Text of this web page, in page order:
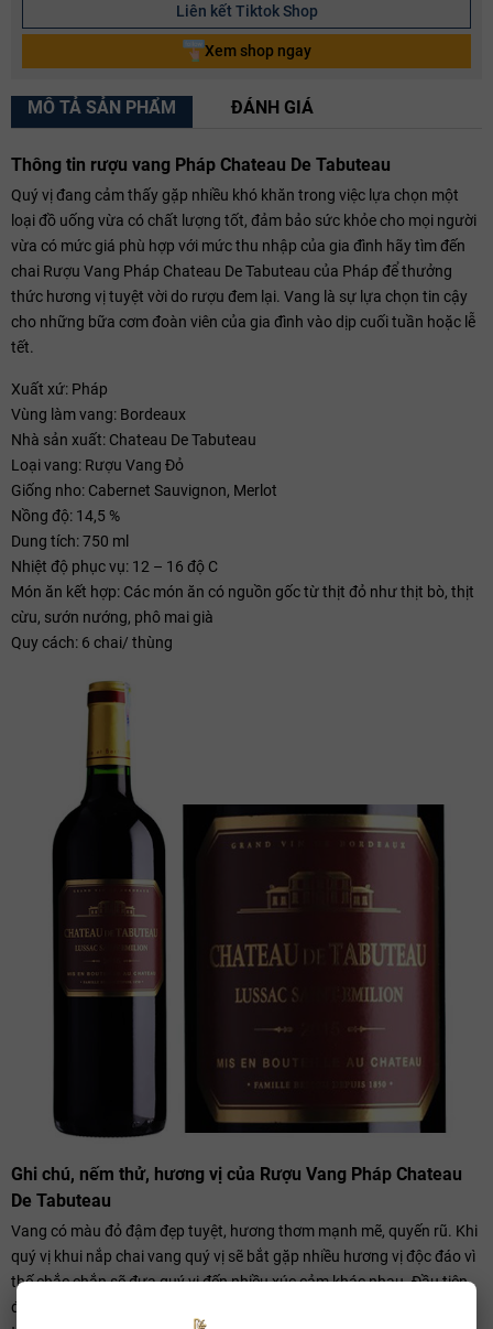
Liên kết Tiktok Shop
Xem shop ngay
MÔ TẢ SẢN PHẨM ĐÁNH GIÁ
Thông tin rượu vang Pháp Chateau De Tabuteau
Quý vị đang cảm thấy gặp nhiều khó khăn trong việc lựa chọn một
loại đồ uống vừa có chất lượng tốt, đảm bảo sức khỏe cho mọi người
vừa có mức giá phù hợp với mức thu nhập của gia đình hãy tìm đến
chai Rượu Vang Pháp Chateau De Tabuteau của Pháp để thưởng
thức hương vị tuyệt vời do rượu đem lại. Vang là sự lựa chọn tin cậy
cho những bữa cơm đoàn viên của gia đình vào dịp cuối tuần hoặc lễ
tết.
Xuất xứ: Pháp
Vùng làm vang: Bordeaux
Nhà sản xuất: Chateau De Tabuteau
Loại vang: Rượu Vang Đỏ
Giống nho: Cabernet Sauvignon, Merlot
Nồng độ: 14,5 %
Dung tích: 750 ml
Nhiệt độ phục vụ: 12 – 16 độ C
Món ăn kết hợp: Các món ăn có nguồn gốc từ thịt đỏ như thịt bò, thịt
cừu, sướn nướng, phô mai già
Quy cách: 6 chai/ thùng
Ghi chú, nếm thử, hương vị của Rượu Vang Pháp Chateau
De Tabuteau
Vang có màu đỏ đậm đẹp tuyệt, hương thơm mạnh mẽ, quyến rũ. Khi
quý vị khui nắp chai vang quý vị sẽ bắt gặp nhiều hương vị độc đáo vì
thế chắc chắn sẽ đưa quý vị đến nhiều xúc cảm khác nhau. Đầu tiên
đó là sự chua và chát nhẹ được tạo nên bởi nho sau đó khi vang đã